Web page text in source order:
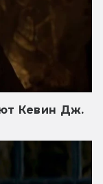
Кевин Дж.